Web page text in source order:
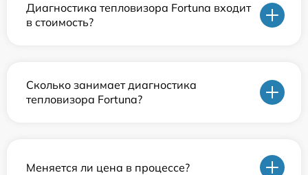
Диагностика тепловизора Fortuna входит
в стоимость?
Сколько занимает диагностика
тепловизора Fortuna?
Меняется ли цена в процессе?